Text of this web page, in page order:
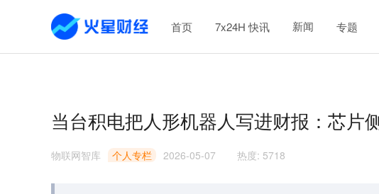
首页 7x24H 快讯 新闻 专题
当台积电把人形机器人写进财报：芯片
物联网智库 个人专栏 2026-05-07 热度: 5718